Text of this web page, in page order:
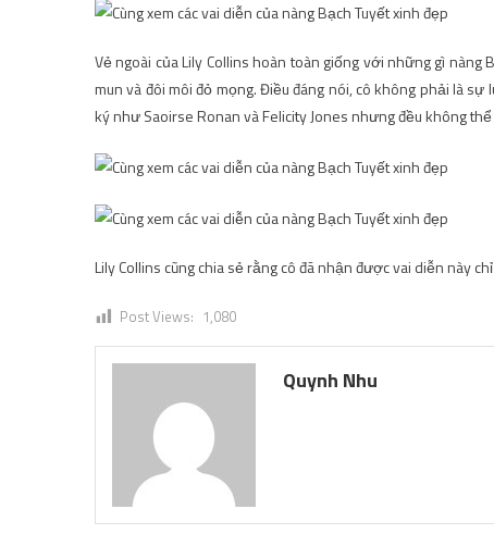
Vẻ ngoài của Lily Collins hoàn toàn giống với những gì
mun và đôi môi đỏ mọng. Điều đáng nói, cô không phải là
ký như Saoirse Ronan và Felicity Jones nhưng đều không
Lily Collins cũng chia sẻ rằng cô đã nhận được vai diễn này
Post Views: 1,080
Quynh Nhu